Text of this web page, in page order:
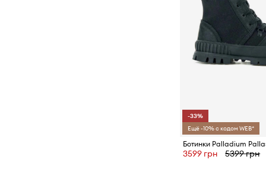
-33%
Ещё -10% с кодом WEB*
Ботинки Palladium
3599 грн 5399 грн